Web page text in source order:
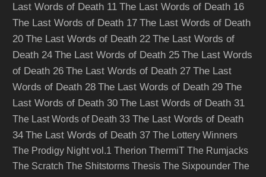
Last Words of Death 11 The Last Words of Death 16
The Last Words of Death 17 The Last Words of Death
20 The Last Words of Death 22 The Last Words of
Death 24 The Last Words of Death 25 The Last Words
of Death 26 The Last Words of Death 27 The Last
Words of Death 28 The Last Words of Death 29 The
Last Words of Death 30 The Last Words of Death 31
The Last Words of Death 33 The Last Words of Death
34 The Last Words of Death 37 The Lottery Winners
The Prodigy Night vol.1 Therion ThermiT The Rumjacks
The Scratch The Shitstorms Thesis The Sixpounder The